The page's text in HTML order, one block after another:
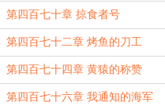
第四百七十章 掠食者号
第四百七十二章 烤鱼的刀工
第四百七十四章 黄猿的称赞
第四百七十六章 我通知的海军